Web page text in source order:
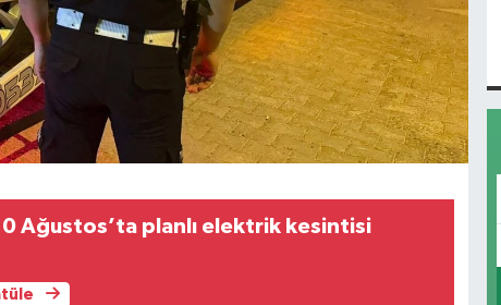
Ağustos’ta planlı elektrik kesintisi